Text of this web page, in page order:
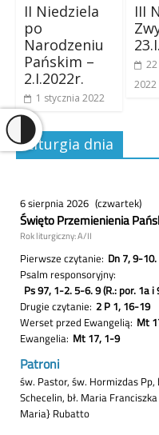
II Niedziela
po
Narodzeniu
Pańskim –
2.I.2022r.
1 stycznia 2022
III
2022
Liturgia dnia